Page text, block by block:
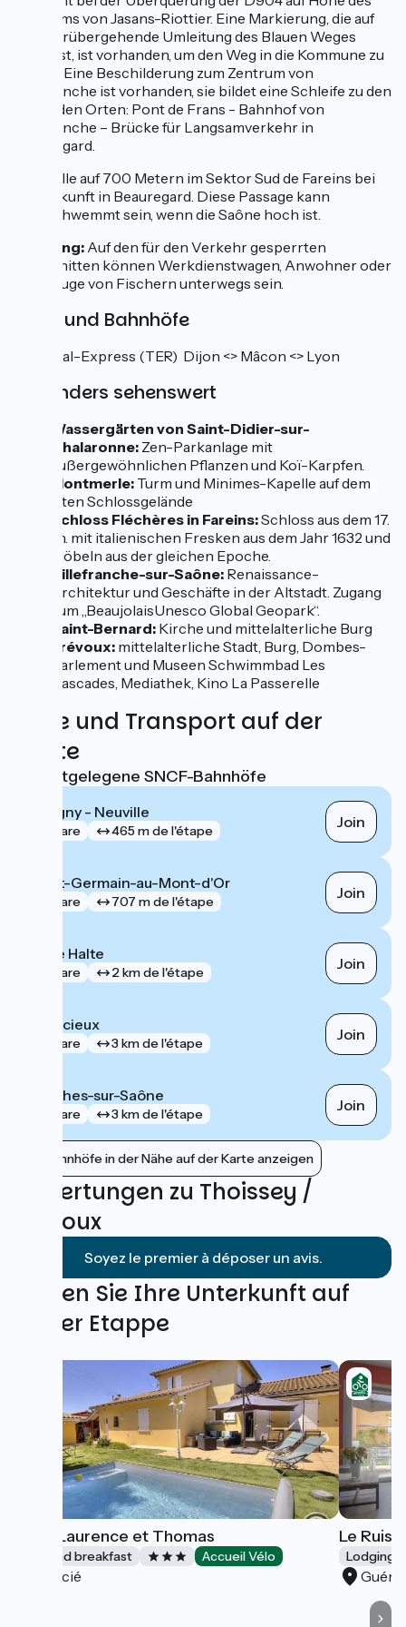
Zentrums von Jasans-Riottier. Eine Markierung, die auf
eine vorübergehende Umleitung des Blauen Weges
hinweist, ist vorhanden, um den Weg in die Kommune zu
zeigen. Eine Beschilderung zum Zentrum von
Villefranche ist vorhanden, sie bildet eine Schleife zu den
folgenden Orten: Pont de Frans - Bahnhof von
Villefranche – Brücke für Langsamverkehr in
Beauregard.
Engstelle auf 700 Metern im Sektor Sud de Fareins bei
der Ankunft in Beauregard. Diese Passage kann
überschwemmt sein, wenn die Saône hoch ist.
Warnung: Auf den für den Verkehr gesperrten
Abschnitten können Werkdienstwagen, Anwohner oder
Fahrzeuge von Fischern unterwegs sein.
Züge und Bahnhöfe
Regional-Express (TER) Dijon <> Mâcon <> Lyon
Besonders sehenswert
Wassergärten von Saint-Didier-sur-
Chalaronne: Zen-Parkanlage mit
außergewöhnlichen Pflanzen und Koï-Karpfen.
Montmerle: Turm und Minimes-Kapelle auf dem
alten Schlossgelände
Schloss Fléchères in Fareins:Schloss aus dem 17.
Jh. mit italienischen Fresken aus dem Jahr 1632 und
Möbeln aus der gleichen Epoche.
Villefranche-sur-Saône: Renaissance-
Architektur und Geschäfte in der Altstadt. Zugang
zum „BeaujolaisUnesco Global Geopark“.
Saint-Bernard: Kirche und mittelalterliche Burg
Trévoux: mittelalterliche Stadt, Burg, Dombes-
Parlement und Museen Schwimmbad Les
Cascades, Mediathek, Kino La Passerelle
Züge und Transport auf der
Route
Nächstgelegene SNCF-Bahnhöfe
Albigny - Neuville
gare 465 m de l'étape Join
Saint-Germain-au-Mont-d'Or
gare 707 m de l'étape Join
Anse Halte
gare 2 km de l'étape Join
Quincieux
gare 3 km de l'étape Join
Crêches-sur-Saône
gare 3 km de l'étape Join
Bahnhöfe in der Nähe auf der Karte anzeigen
Bewertungen zu Thoissey /
Trévoux
Soyez le premier à déposer un avis.
Finden Sie Ihre Unterkunft auf
dieser Etappe
Chez Laurence et Thomas
Bed and breakfast Accueil Vélo
Cercié
Le
Lodgings